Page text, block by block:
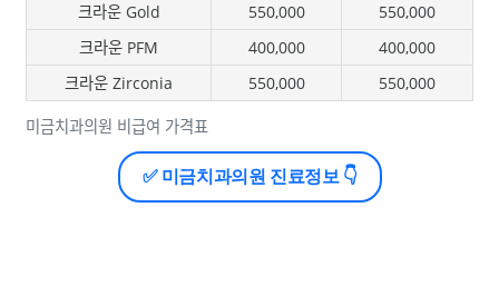
미금치과의원 비급여 가격표
크라운 Gold
550,000
550,000
크라운 PFM
400,000
400,000
크라운 Zirconia
550,000 550,000
✅ 미금치과의원 진료정보 👇